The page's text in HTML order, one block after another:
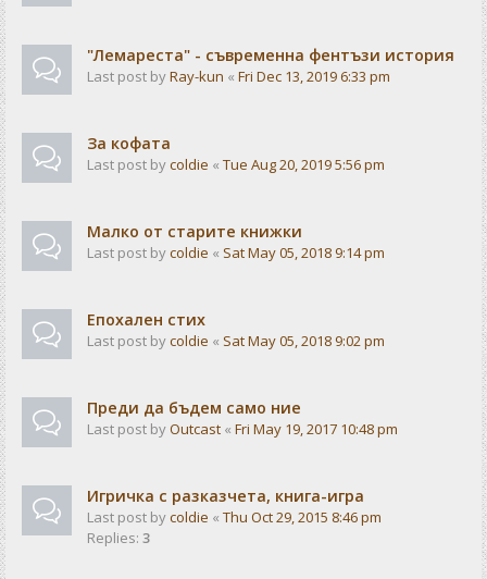
"Лемареста" - съвременна фентъзи история
Last post byRay-kun « Fri Dec 13, 2019 6:33 pm
За кофата
Last post bycoldie « Tue Aug 20, 2019 5:56 pm
Малко от старите книжки
Last post bycoldie « Sat May 05, 2018 9:14 pm
Епохален стих
Last post bycoldie « Sat May 05, 2018 9:02 pm
Преди да бъдем само ние
Last post byOutcast « Fri May 19, 2017 10:48 pm
Игричка с разказчета, книга-игра
Last post bycoldie « Thu Oct 29, 2015 8:46 pm
Replies: 3